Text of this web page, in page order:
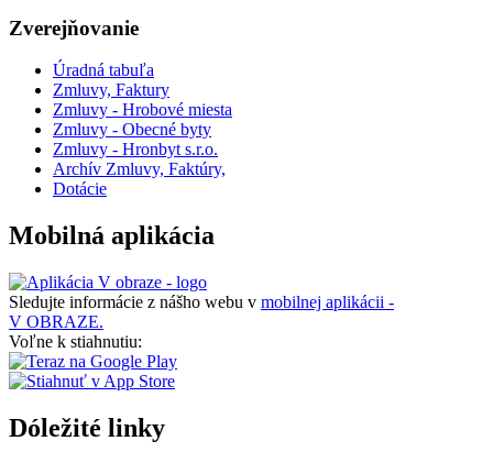
Zverejňovanie
Úradná tabuľa
Zmluvy, Faktury
Zmluvy - Hrobové miesta
Zmluvy - Obecné byty
Zmluvy - Hronbyt s.r.o.
Archív Zmluvy, Faktúry,
Dotácie
Mobilná aplikácia
Sledujte informácie z nášho webu v mobilnej aplikácii -
V OBRAZE.
Voľne k stiahnutiu:
Dóležité linky